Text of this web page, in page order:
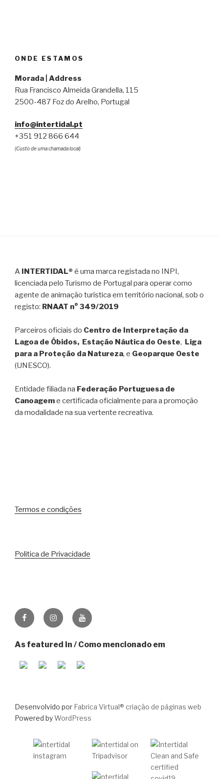
ONDE ESTAMOS
Morada | Address
Rua Francisco Almeida Grandella, 115
2500-487 Foz do Arelho, Portugal
info@intertidal.pt
+351 912 866 644
(Custo de uma chamada local)
A INTERTIDAL® é uma marca registada no INPI,
licenciada pelo Turismo de Portugal para operar como
agente de animação turística em território nacional, sob o
registo: RNAAT n° 349/2019
Parceiros oficiais do Centro de Interpretação da
Lagoa de Óbidos, Estação Náutica do Oeste, Liga
para a Proteção da Natureza, e Geoparque Oeste
(UNESCO).
Entidade filiada na Federação Portuguesa de
Canoageme certificada oficialmente para a promoção
da modalidade na sua vertente recreativa.
Termos e condições
Politica de Privacidade
FacebookInstagramYoutube
As featured in / Como mencionado em
Desenvolvido por Fabrica Virtual® criação de páginas web
Powered byWordPress